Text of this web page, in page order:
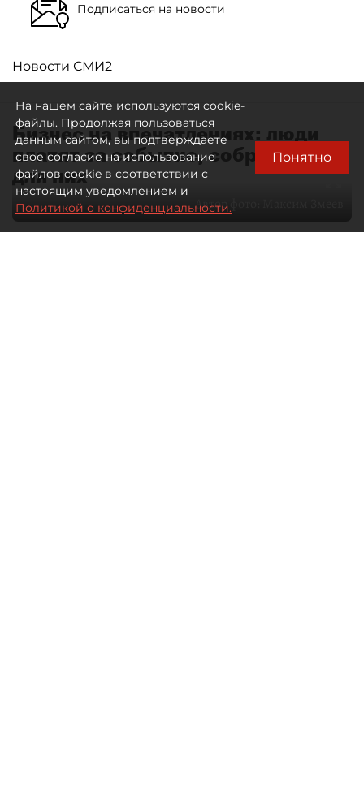
Подписаться на новости
Новости СМИ2
Бизнес на впечатлениях: люди
платят за событие, собранное
для них
Автор фото:
На нашем сайте используются cookie-
файлы. Продолжая пользоваться
данным сайтом, вы подтверждаете
свое согласие на использование
файлов cookie в соответствии с
настоящим уведомлением и
Политикой о конфиденциальности.
Понятно